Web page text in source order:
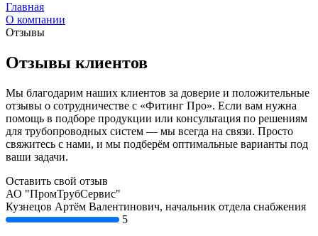
Главная
О компании
Отзывы
Отзывы клиентов
Мы благодарим наших клиентов за доверие и положительные
отзывы о сотрудничестве с «Фитинг Про». Если вам нужна
помощь в подборе продукции или консультация по решениям
для трубопроводных систем — мы всегда на связи. Просто
свяжитесь с нами, и мы подберём оптимальные варианты под
ваши задачи.
Оставить свой отзыв
АО "ПромТрубСервис"
Кузнецов Артём Валентинович, начальник отдела снабжения
5